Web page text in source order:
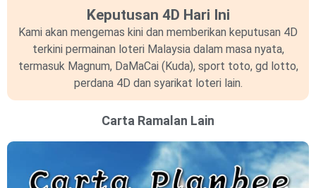
Keputusan 4D Hari Ini
Kami akan mengemas kini dan memberikan keputusan 4D
terkini permainan loteri Malaysia dalam masa nyata,
termasuk Magnum, DaMaCai (Kuda), sport toto, gd lotto,
perdana 4D dan syarikat loteri lain.
Carta Ramalan Lain